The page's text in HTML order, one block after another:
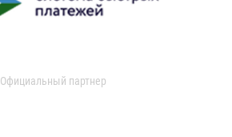
Официальный партнер